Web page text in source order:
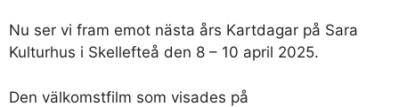
Nu ser vi fram emot nästa års Kartdagar på Sara
Kulturhus i Skellefteå den 8 – 10 april 2025.
Den välkomstfilm som visades på